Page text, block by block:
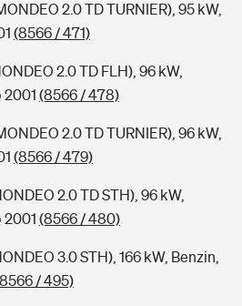
2.0 TD TURNIER), 95 kW,
(8566 / 471)
2.0 TD FLH), 96 kW,
2001 (8566 / 478)
2.0 TD TURNIER), 96 kW,
(8566 / 479)
2.0 TD STH), 96 kW,
2001 (8566 / 480)
3.0 STH), 166 kW, Benzin,
/ 495)